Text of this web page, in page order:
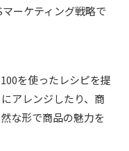
ーケティング戦略で
を使ったレシピを提
アレンジしたり、商
な形で商品の魅力を